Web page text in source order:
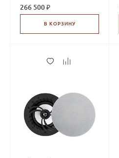
266 500 ₽
В КОРЗИНУ